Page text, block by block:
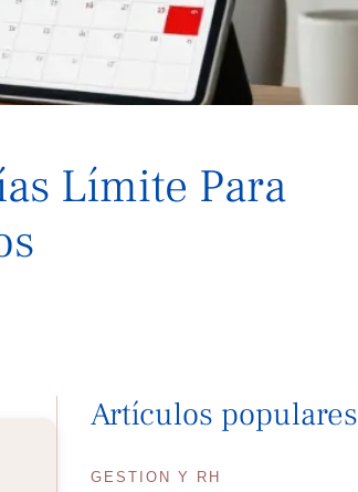
Límite Para
Artículos populares
GESTION Y RH